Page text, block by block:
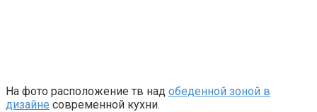
На фото расположение тв над обеденной зоной в
дизайне современной кухни.